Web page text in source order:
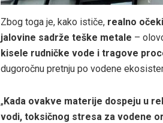
Zbog toga je, kako ističe, realno
jalovine sadrže teške metale –
kisele rudničke vode i tragove
dugoročnu pretnju po vodene
„Kada ovakve materije dospeju u
vodi, toksičnog stresa za vodene